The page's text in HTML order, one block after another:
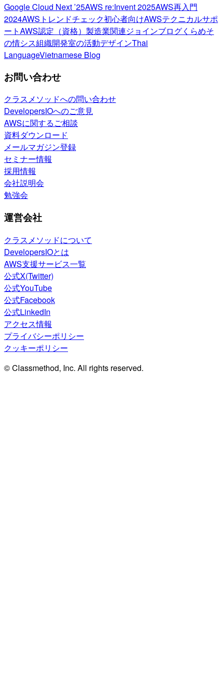
Google Cloud Next ’25AWS re:Invent 2025AWS再入門
2024AWSトレンドチェック初心者向けAWSテクニカルサポ
ートAWS認定（資格） 製造業関連ジョインブログくらめそ
の情シス組織開発室の活動デザインThai
LanguageVietnamese Blog
お問い合わせ
クラスメソッドへの問い合わせ
DevelopersIOへのご意見
AWSに関するご相談
資料ダウンロード
メールマガジン登録
セミナー情報
採用情報
会社説明会
勉強会
運営会社
クラスメソッドについて
DevelopersIOとは
AWS支援サービス一覧
公式X(Twitter)
公式YouTube
公式Facebook
公式LinkedIn
アクセス情報
プライバシーポリシー
クッキーポリシー
© Classmethod, Inc. All rights reserved.